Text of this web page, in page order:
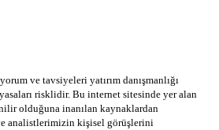
ve tavsiyeleri yatırım danışmanlığı
risklidir. Bu internet sitesinde yer alan
olduğuna inanılan kaynaklardan
analistlerimizin kişisel görüşlerini